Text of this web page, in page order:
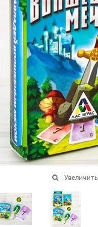
Увеличить